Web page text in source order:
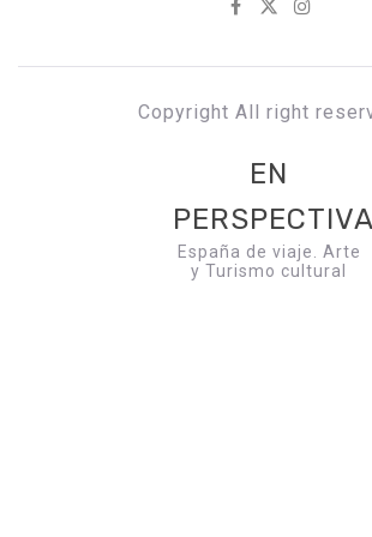
Copyright All right
EN
PERSPECTIVA
España de viaje. Arte
y Turismo cultural